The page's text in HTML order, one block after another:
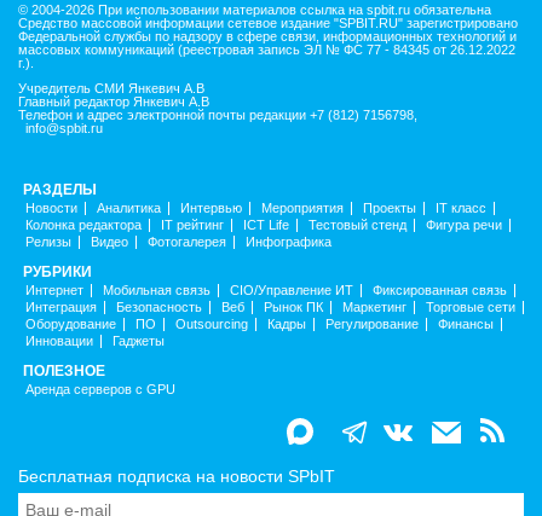
© 2004-2026 При использовании материалов ссылка на spbit.ru обязательна
Средство массовой информации сетевое издание "SPBIT.RU" зарегистрировано
Федеральной службы по надзору в сфере связи, информационных технологий и
массовых коммуникаций (реестровая запись ЭЛ № ФС 77 - 84345 от 26.12.2022
г.).
Учредитель СМИ Янкевич А.В
Главный редактор Янкевич А.В
Телефон и адрес электронной почты редакции +7 (812) 7156798,
info@spbit.ru
РАЗДЕЛЫ
Новости Аналитика Интервью Мероприятия Проекты
IT класс
Колонка редактора
IT рейтинг ICT Life Тестовый стенд
Фигура речи
Релизы
Видео Фотогалерея Инфографика
РУБРИКИ
Интернет Мобильная связь CIO/Управление ИТ
Фиксированная связь
Интеграция
Безопасность Веб Рынок ПК Маркетинг
Торговые сети
Оборудование
ПО Outsourcing Кадры Регулирование
Финансы
Инновации
Гаджеты
ПОЛЕЗНОЕ
Аренда серверов с GPU
Бесплатная подписка на новости SPbIT